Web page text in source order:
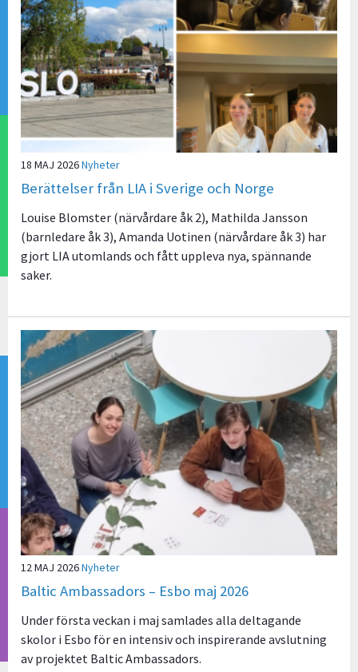
18 MAJ 2026Nyheter
Berättelser från LIA i Sverige och Norge
Louise Blomster (närvårdare åk 2), Mathilda Jansson
(barnledare åk 3), Amanda Uotinen (närvårdare åk 3) har
gjort LIA utomlands och fått uppleva nya, spännande
saker.
12 MAJ 2026Nyheter
Baltic Ambassadors – Esbo maj 2026
Under första veckan i maj samlades alla deltagande
skolor i Esbo för en intensiv och inspirerande avslutning
av projektet Baltic Ambassadors.